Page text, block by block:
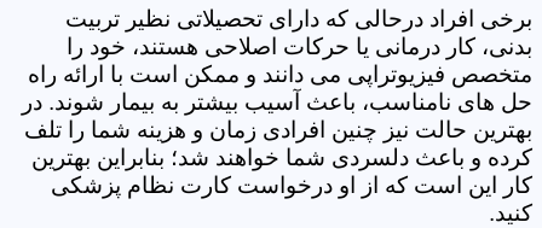
برخی افراد درحالی که دارای تحصیلاتی نظیر تربیت
بدنی، کار درمانی یا حرکات اصلاحی هستند، خود را
متخصص فیزیوتراپی می دانند و ممکن است با ارائه راه
حل های نامناسب، باعث آسیب بیشتر به بیمار شوند. در
بهترین حالت نیز چنین افرادی زمان و هزینه شما را تلف
کرده و باعث دلسردی شما خواهند شد؛ بنابراین بهترین
کار این است که از او درخواست کارت نظام پزشکی
کنید.